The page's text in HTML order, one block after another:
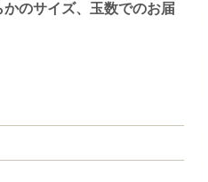
のサイズ、玉数でのお届